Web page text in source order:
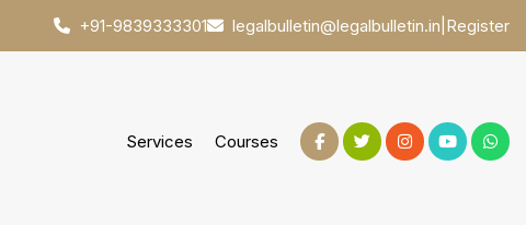
+91-9839333301 legalbulletin@legalbulletin.in Register
Services Courses